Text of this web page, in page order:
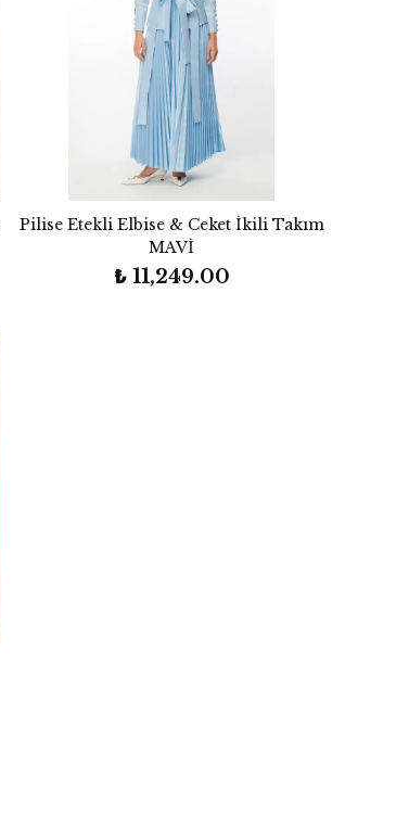
Pilise Etekli Elbise & Ceket İkili Takım
MAVİ
₺ 11,249.00